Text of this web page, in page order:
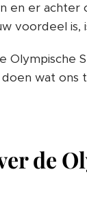
en er
voordeel is,
Olympische
doen wat ons
de